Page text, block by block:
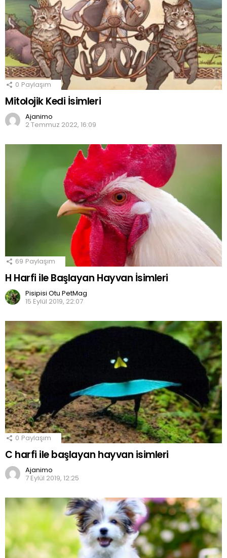
0 Paylaşım
Mitolojik Kedi İsimleri
Ajanimo
2 Temmuz 2022, 16:09
69 Paylaşım
H Harfi ile Başlayan Hayvan İsimleri
Pisipisi Otu PetMag
15 Eylül 2019, 22:07
0 Paylaşım
C harfi ile başlayan hayvan isimleri
Ajanimo
7 Eylül 2019, 12:25